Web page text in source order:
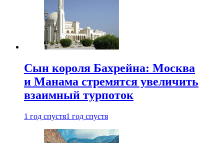
Сын короля Бахрейна: Москва
и Манама стремятся увеличить
взаимный турпоток
1 год спустя1 год спустя